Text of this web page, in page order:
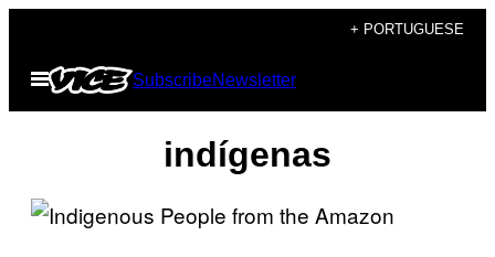
content
+ PORTUGUESE
Open
Menu
SubscribeNewsletter
indígenas